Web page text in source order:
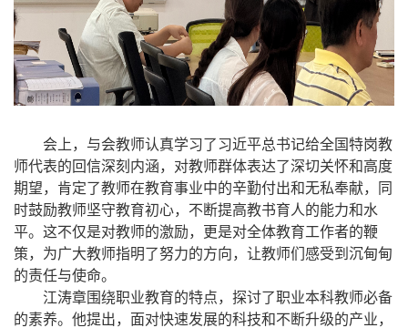
会上，与会教师认真学习了习近平总书记给全国特岗教
师代表的回信深刻内涵，对教师群体表达了深切关怀和高度
期望，肯定了教师在教育事业中的辛勤付出和无私奉献，同
时鼓励教师坚守教育初心，不断提高教书育人的能力和水
平。这不仅是对教师的激励，更是对全体教育工作者的鞭
策，为广大教师指明了努力的方向，让教师们感受到沉甸甸
的责任与使命。
江涛章围绕职业教育的特点，探讨了职业本科教师必备
的素养。他提出，面对快速发展的科技和不断升级的产业，